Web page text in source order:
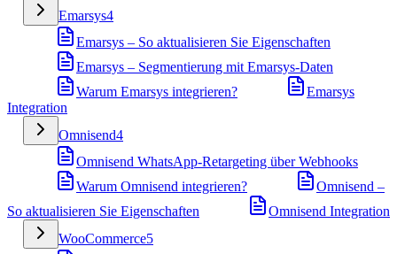
Emarsys4
Emarsys – So aktualisieren Sie Eigenschaften
Emarsys – Segmentierung mit Emarsys-Daten
Warum Emarsys integrieren?
Emarsys
Integration
Omnisend4
Omnisend WhatsApp-Retargeting über Webhooks
Warum Omnisend integrieren?
Omnisend –
So aktualisieren Sie Eigenschaften
Omnisend Integration
WooCommerce5